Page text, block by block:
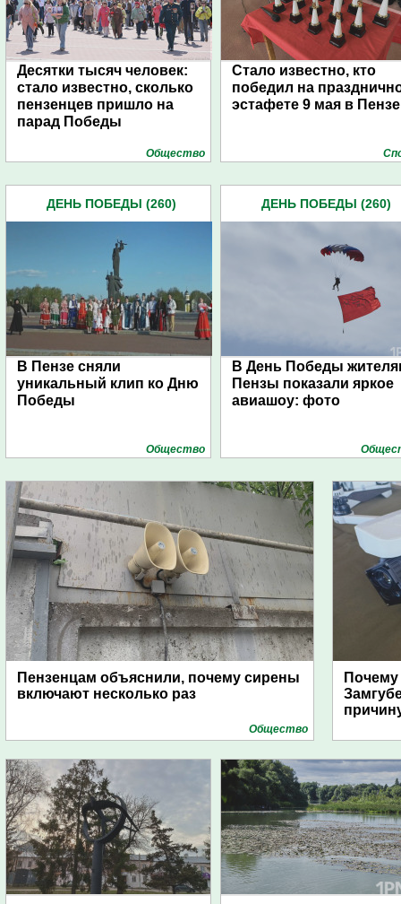
Десятки тысяч человек:
стало известно, сколько
пензенцев пришло на
парад Победы
Общество
Стало известно, кто
победил на
эстафете 9 мая в Пензе
ДЕНЬ ПОБЕДЫ (260)
В Пензе сняли
уникальный клип ко Дню
Победы
Общество
ДЕНЬ ПОБЕДЫ (260)
В День Победы
Пензы показали яркое
авиашоу: фото
Пензенцам объяснили, почему сирены
включают несколько раз
Общество